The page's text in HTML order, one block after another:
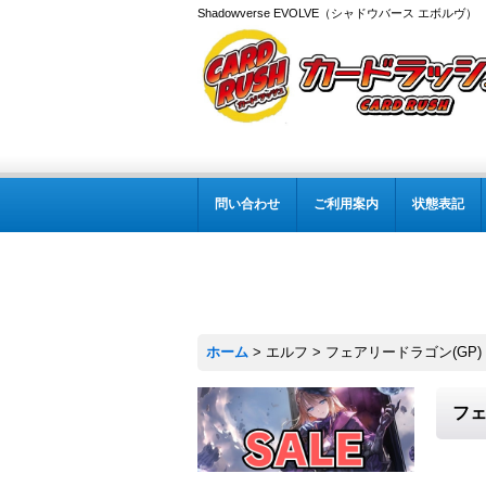
Shadowverse EVOLVE（シャドウバース エボルヴ
問い合わせ ご利用案内 状態表記
ホーム > エルフ > フェアリードラゴン
フ